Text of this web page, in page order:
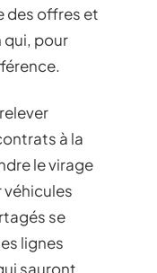
des offres et
qui, pour
à la
le virage
se
lignes
sauront